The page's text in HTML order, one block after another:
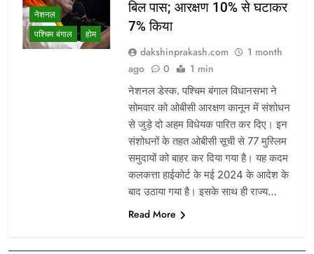
नेशनल
पश्चिम बंगाल
होम
बिल पास; आरक्षण 10% से घटाकर
7% किया
dakshinprakash.com
1 month
ago
0 1 min
नेशनल डेस्क. पश्चिम बंगाल विधानसभा ने
सोमवार को ओबीसी आरक्षण कानून में संशोधन
से जुड़े दो अहम विधेयक पारित कर दिए। इन
संशोधनों के तहत ओबीसी सूची से 77 मुस्लिम
समुदायों को बाहर कर दिया गया है। यह कदम
कलकत्ता हाईकोर्ट के मई 2024 के आदेश के
बाद उठाया गया है। इसके साथ ही राज्य…
Read More